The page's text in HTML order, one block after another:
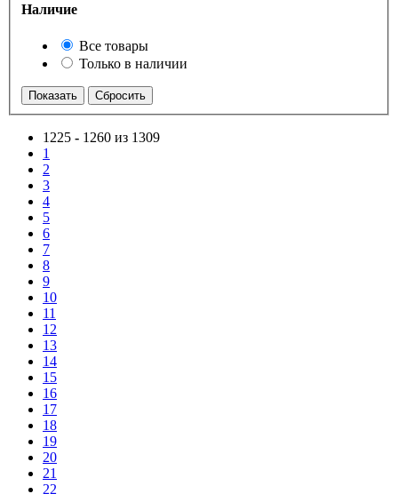
Наличие
Все товары
Только в наличии
1225 - 1260 из 1309
1
2
3
4
5
6
7
8
9
10
11
12
13
14
15
16
17
18
19
20
21
22